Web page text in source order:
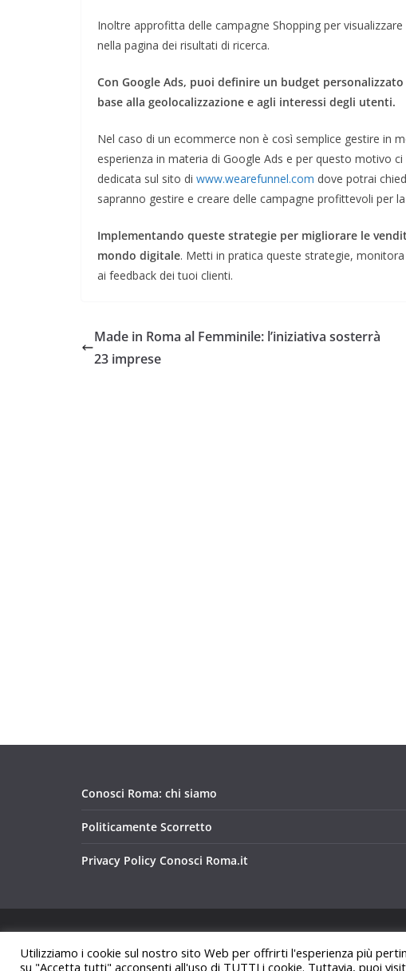
Inoltre approfitta delle campagne Shopping per
nella pagina dei risultati di ricerca.
Con Google Ads, puoi definire un budget
base alla geolocalizzazione e agli interessi degli utenti.
Nel caso di un ecommerce non è così semplice gestire in
esperienza in materia di Google Ads e per questo motivo
dedicata sul sito di www.wearefunnel.com dove potrai
sapranno gestire e creare delle campagne profittevoli per
Implementando queste strategie per migliorare le
mondo digitale. Metti in pratica queste strategie,
ai feedback dei tuoi clienti.
Made in Roma al Femminile: l’iniziativa sosterrà
23 imprese
Conosci Roma: chi siamo
Politicamente Scorretto
Privacy Policy Conosci Roma.it
Tema:ColorMagdi ThemeGrill. Powered byWordPress.
Utilizziamo i cookie sul nostro sito Web per offrirti l'esperienza più
su "Accetta tutti" acconsenti all'uso di TUTTI i cookie. Tuttavia, puoi